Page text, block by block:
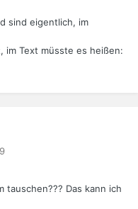
sind eigentlich, im
im Text müsste es heißen:
tauschen??? Das kann ich